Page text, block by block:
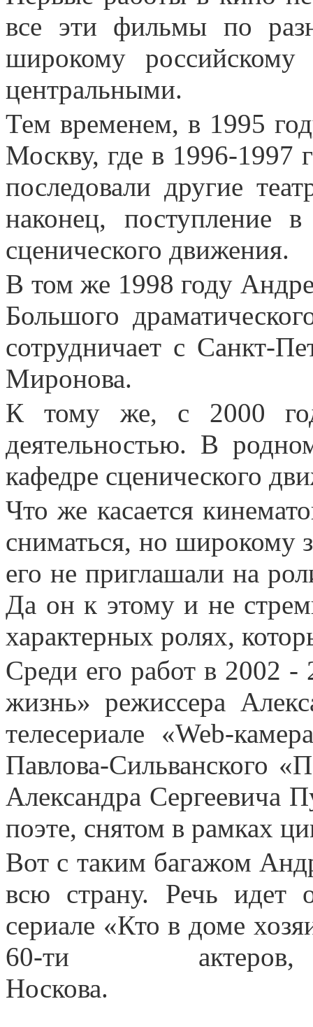
все эти фильмы по
широкому
центральными.
Тем временем, в 1995
Москву, где в 1996-1997
последовали другие
наконец, поступление
сценического движения.
В том же 1998 году
Большого
сотрудничает с Санкт-
Миронова.
К тому же, с 2000 года
деятельностью. В
кафедре сценического
Что же касается
сниматься, но широкому
его не приглашали на
Да он к этому и не
характерных ролях,
Среди его работ в 2002
жизнь» режиссера
телесериале «Web-
Павлова-Сильванского
Александра Сергеевича
поэте, снятом в рамках
Вот с таким багажом
всю страну. Речь идет
сериале «Кто в доме
60-ти
Носкова.